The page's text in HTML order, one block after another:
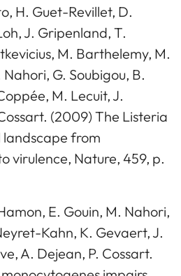
H. Guet-Revillet, D.
J. Gripenland, T.
M. Barthelemy, M.
G. Soubigou, B.
M. Lecuit, J.
(2009) The Listeria
from
virulence, Nature, 459, p.
E. Gouin, M. Nahori,
Kahn, K. Gevaert, J.
A. Dejean, P. Cossart.